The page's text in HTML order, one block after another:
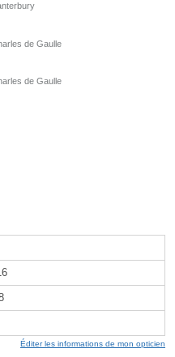
de Gaulle
de Gaulle
Éditer les informations de mon opticien